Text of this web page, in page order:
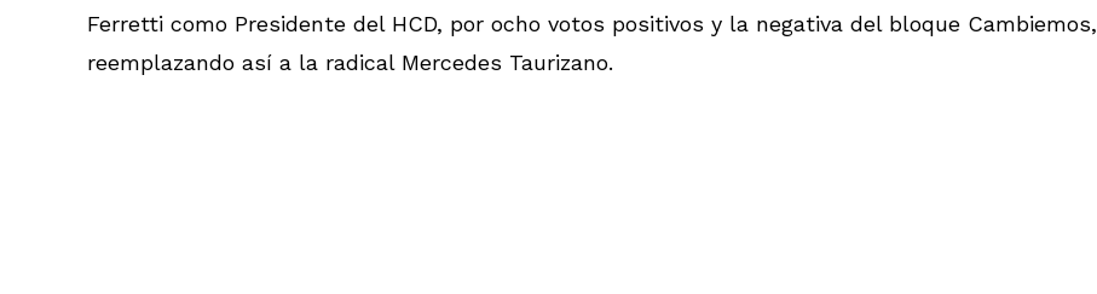
Ferretti como Presidente del HCD, por ocho votos positivos y la negativa del bloque Cambiemos,
reemplazando así a la radical Mercedes Taurizano.